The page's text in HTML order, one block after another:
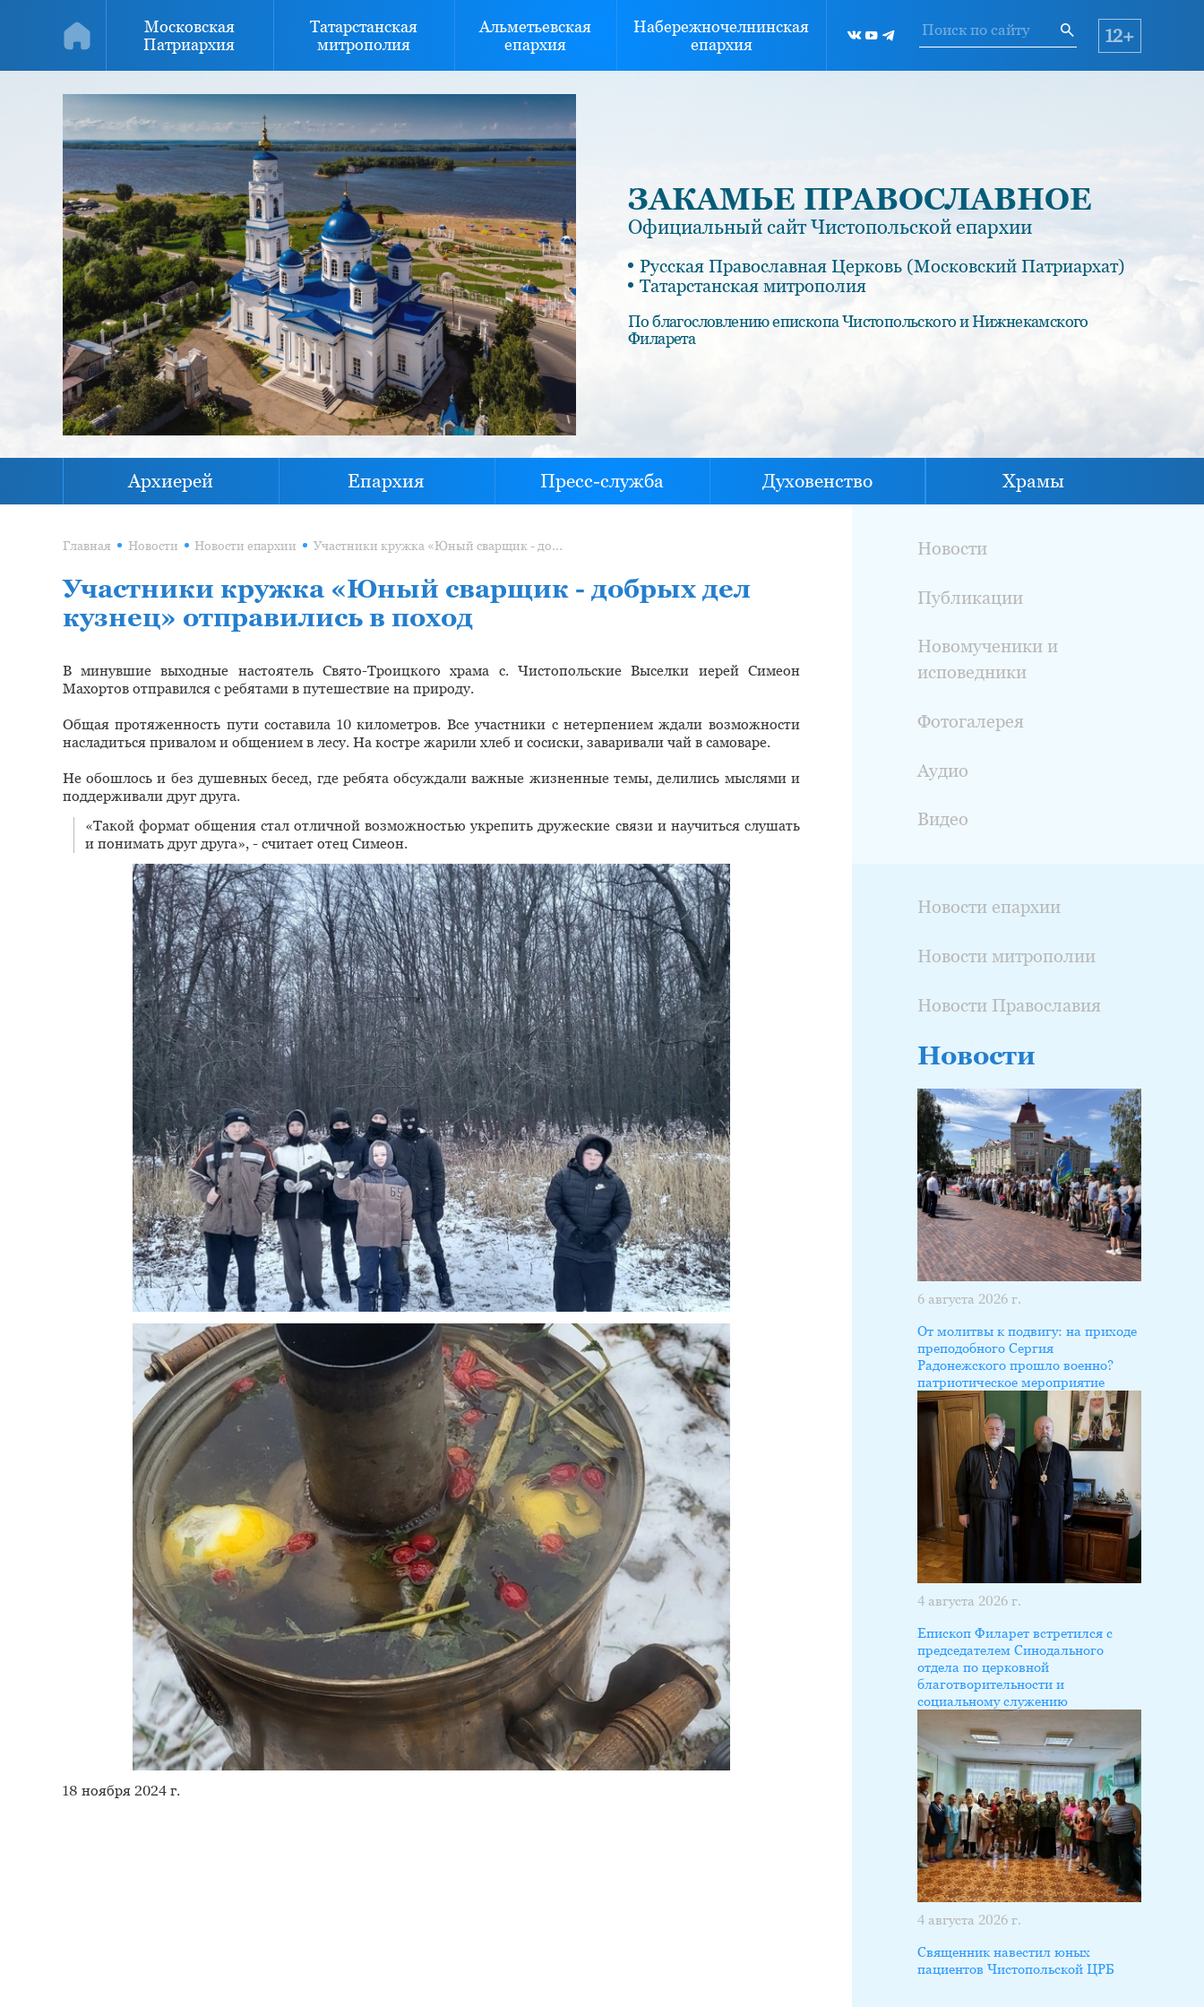
Московская
Патриархия
Татарстанская
митрополия
Альметьевская
епархия
Набережночелнинская
епархия
12+
ЗАКАМЬЕ ПРАВОСЛАВНОЕ
Официальный сайт Чистопольской епархии
Русская Православная Церковь (Московский Патриархат)
Татарстанская митрополия
По благословлению епископа Чистопольского и Нижнекамского
Филарета
Архиерей Епархия Пресс-служба Духовенство Храмы
Главная Новости Новости епархии Участники кружка «Юный сварщик - добрых дел кузнец» отправились в поход
Участники кружка «Юный сварщик - добрых дел
кузнец» отправились в поход
В минувшие выходные настоятель Свято-Троицкого храма с. Чистопольские Выселки иерей Симеон
Махортов отправился с ребятами в путешествие на природу.
Общая протяженность пути составила 10 километров. Все участники с нетерпением ждали возможности
насладиться привалом и общением в лесу. На костре жарили хлеб и сосиски, заваривали чай в самоваре.
Не обошлось и без душевных бесед, где ребята обсуждали важные жизненные темы, делились мыслями и
поддерживали друг друга.
«Такой формат общения стал отличной возможностью укрепить дружеские связи и научиться слушать
и понимать друг друга», - считает отец Симеон.
18 ноября 2024 г.
Новости
Публикации
Новомученики и
исповедники
Фотогалерея
Аудио
Видео
Новости епархии
Новости митрополии
Новости Православия
Новости
6 августа 2026 г.
От молитвы к подвигу: на приходе
преподобного Сергия
Радонежского прошло военно?
патриотическое мероприятие
4 августа 2026 г.
Епископ Филарет встретился с
председателем Синодального
отдела по церковной
благотворительности и
социальному служению
4 августа 2026 г.
Священник навестил юных
пациентов Чистопольской ЦРБ